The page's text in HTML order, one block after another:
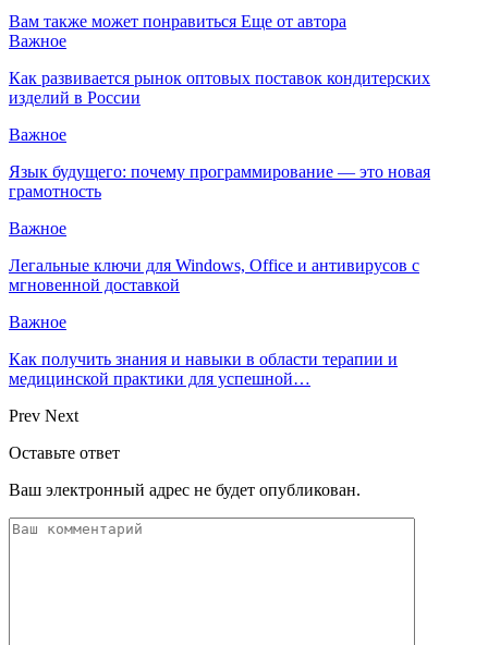
Вам также может понравиться Еще от автора
Важное
Как развивается рынок оптовых поставок кондитерских
изделий в России
Важное
Язык будущего: почему программирование — это новая
грамотность
Важное
Легальные ключи для Windows, Office и антивирусов с
мгновенной доставкой
Важное
Как получить знания и навыки в области терапии и
медицинской практики для успешной…
Prev Next
Оставьте ответ
Ваш электронный адрес не будет опубликован.